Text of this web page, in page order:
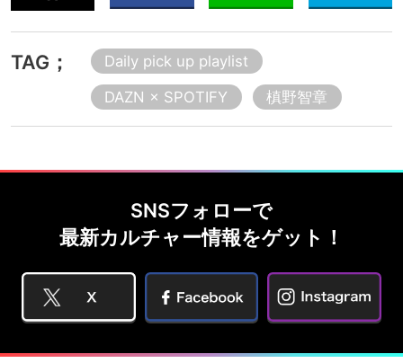
TAG；
Daily pick up playlist
DAZN × SPOTIFY
槙野智章
SNSフォローで
最新カルチャー情報をゲット！